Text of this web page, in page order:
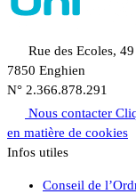
Rue des Ecoles, 49
7850 Enghien
N° 2.366.878.291
Nous contacter
en matière de cookies
Infos utiles
Conseil de